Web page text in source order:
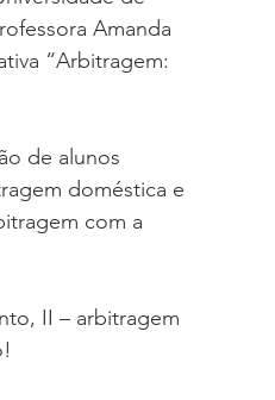
Amanda
“Arbitragem:
de alunos
doméstica e
com a
II – arbitragem